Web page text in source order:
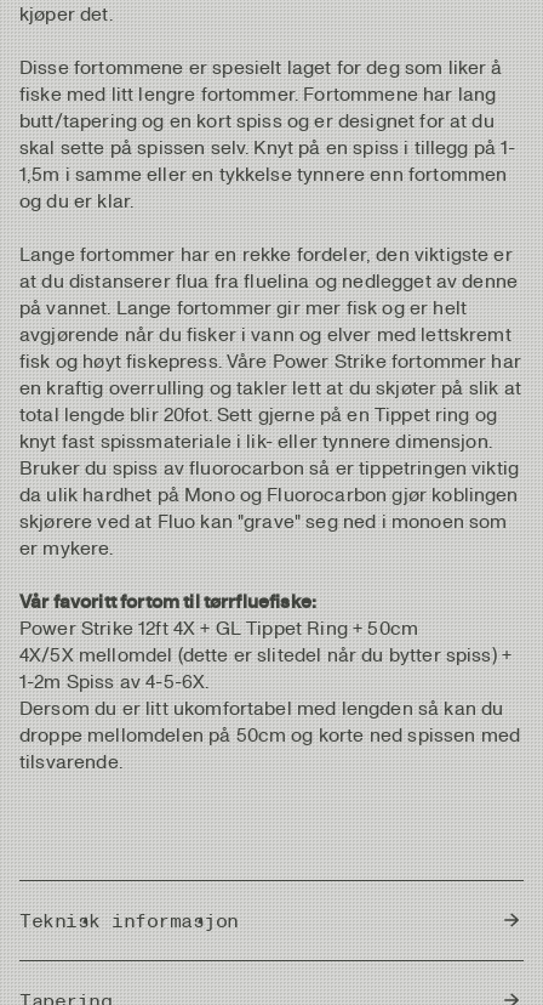
kjøper det.
Disse fortommene er spesielt laget for deg som liker å
fiske med litt lengre fortommer. Fortommene har lang
butt/tapering og en kort spiss og er designet for at du
skal sette på spissen selv. Knyt på en spiss i tillegg på 1-
1,5m i samme eller en tykkelse tynnere enn fortommen
og du er klar.
Lange fortommer har en rekke fordeler, den viktigste er
at du distanserer flua fra fluelina og nedlegget av denne
på vannet. Lange fortommer gir mer fisk og er helt
avgjørende når du fisker i vann og elver med lettskremt
fisk og høyt fiskepress. Våre Power Strike fortommer har
en kraftig overrulling og takler lett at du skjøter på slik at
total lengde blir 20fot. Sett gjerne på en Tippet ring og
knyt fast spissmateriale i lik- eller tynnere dimensjon.
Bruker du spiss av fluorocarbon så er tippetringen viktig
da ulik hardhet på Mono og Fluorocarbon gjør koblingen
skjørere ved at Fluo kan "grave" seg ned i monoen som
er mykere.
Vår favoritt fortom til tørrfluefiske:
Power Strike 12ft 4X + GL Tippet Ring + 50cm
4X/5X mellomdel (dette er slitedel når du bytter spiss) +
1-2m Spiss av 4-5-6X.
Dersom du er litt ukomfortabel med lengden så kan du
droppe mellomdelen på 50cm og korte ned spissen med
tilsvarende.
Teknisk informasjon
Country of Origin Japan
Tapering